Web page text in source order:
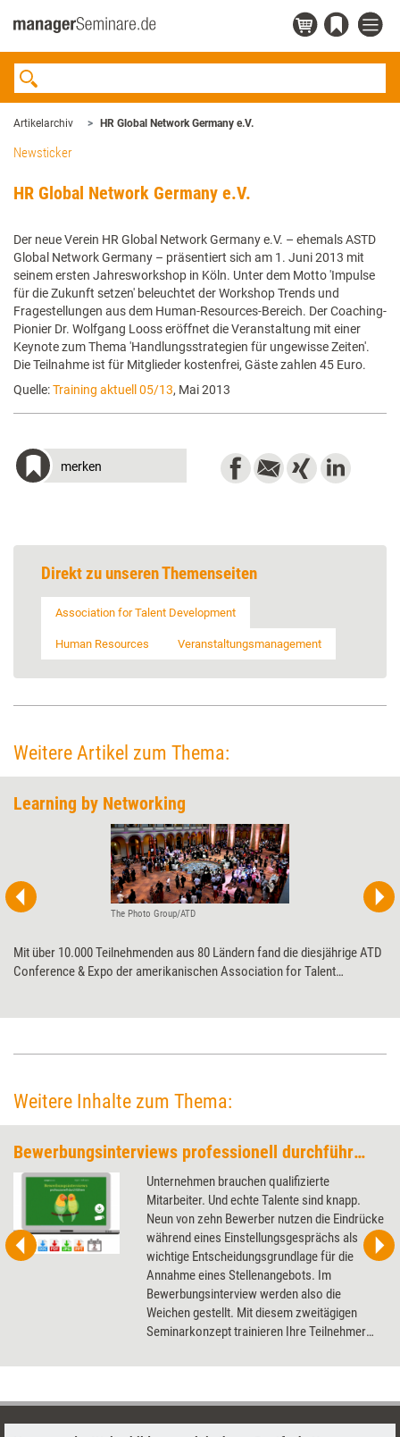
Artikelarchiv HR Global Network Germany e.V.
Newsticker
HR Global Network Germany e.V.
Der neue Verein HR Global Network Germany e.V. – ehemals ASTD
Global Network Germany – präsentiert sich am 1. Juni 2013 mit
seinem ersten Jahresworkshop in Köln. Unter dem Motto 'Impulse
für die Zukunft setzen' beleuchtet der Workshop Trends und
Fragestellungen aus dem Human-Resources-Bereich. Der Coaching-
Pionier Dr. Wolfgang Looss eröffnet die Veranstaltung mit einer
Keynote zum Thema 'Handlungsstrategien für ungewisse Zeiten'.
Die Teilnahme ist für Mitglieder kostenfrei, Gäste zahlen 45 Euro.
Quelle:Training aktuell 05/13, Mai 2013
merken
Direkt zu unseren Themenseiten
Association for Talent Development
Human Resources Veranstaltungsmanagement
Weitere Artikel zum Thema:
Learning by Networking
The Photo Group/ATD
Mit über 10.000 Teilnehmenden aus 80 Ländern fand die diesjährige ATD
Conference & Expo der amerikanischen Association for Talent
Weitere Inhalte zum Thema:
Bewerbungsinterviews professionell durchführen (Trainingskonzept)
Unternehmen brauchen qualifizierte
Mitarbeiter. Und echte Talente sind knapp.
Neun von zehn Bewerber nutzen die Eindrücke
während eines Einstellungsgesprächs als
wichtige Entscheidungsgrundlage für die
Annahme eines Stellenangebots. Im
Bewerbungsinterview werden also die
Weichen gestellt. Mit diesem zweitägigen
Seminarkonzept trainieren Ihre Teilnehmer
Nachbereitung professioneller
Erstellen eigener Anforderungsprofile bis hin
zur Arbeit mit Interviewleitfäden und der